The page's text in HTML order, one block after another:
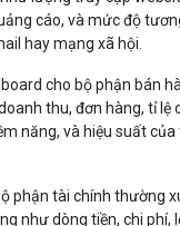
cáo, và mức độ
hay mạng xã hội.
cho bộ phận bán
thu, đơn hàng, tỉ lệ
năng, và hiệu suất
phận tài chính thường
như dòng tiền, chi phí,